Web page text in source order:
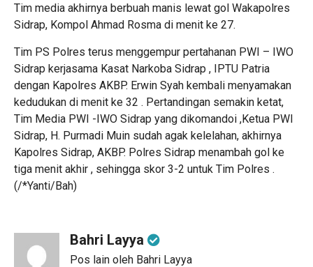
Tim media akhirnya berbuah manis lewat gol Wakapolres
Sidrap, Kompol Ahmad Rosma di menit ke 27.
Tim PS Polres terus menggempur pertahanan PWI – IWO
Sidrap kerjasama Kasat Narkoba Sidrap , IPTU Patria
dengan Kapolres AKBP. Erwin Syah kembali menyamakan
kedudukan di menit ke 32 . Pertandingan semakin ketat,
Tim Media PWI -IWO Sidrap yang dikomandoi ,Ketua PWI
Sidrap, H. Purmadi Muin sudah agak kelelahan, akhirnya
Kapolres Sidrap, AKBP. Polres Sidrap menambah gol ke
tiga menit akhir , sehingga skor 3-2 untuk Tim Polres .
(/*Yanti/Bah)
Bahri Layya
Pos lain oleh Bahri Layya